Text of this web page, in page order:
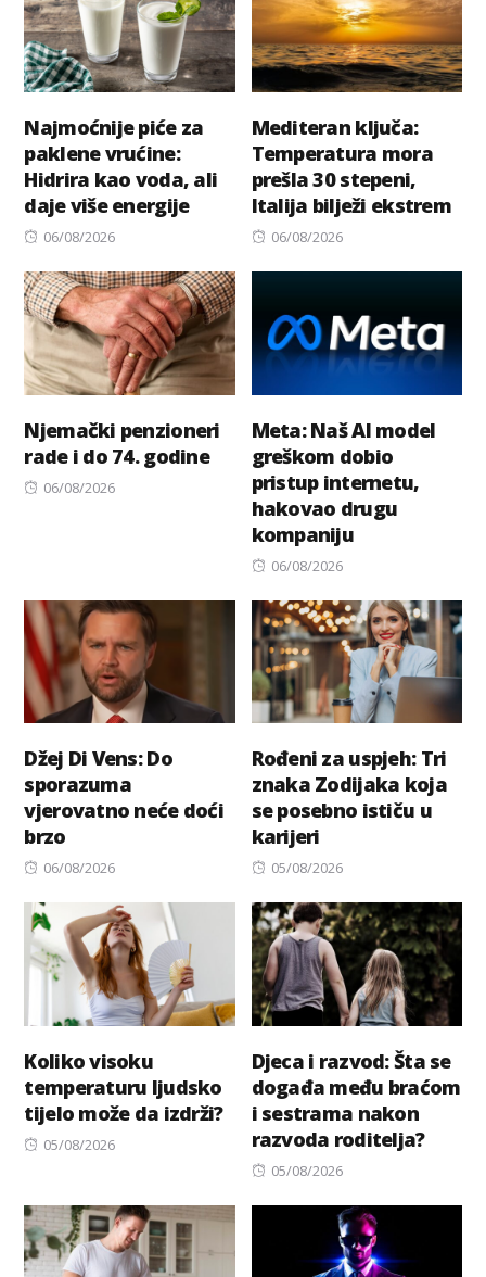
Najmoćnije piće za
paklene vrućine:
Hidrira kao voda, ali
daje više energije
Posted
06/08/2026
Mediteran ključa:
Temperatura mora
prešla 30 stepeni,
Italija bilježi ekstrem
Posted
06/08/2026
Njemački penzioneri
rade i do 74. godine
Posted
06/08/2026
Meta: Naš AI model
greškom dobio
pristup internetu,
hakovao drugu
kompaniju
Posted
06/08/2026
Džej Di Vens: Do
sporazuma
vjerovatno neće doći
brzo
Posted
06/08/2026
Rođeni za uspjeh: Tri
znaka Zodijaka koja
se posebno ističu u
karijeri
Posted
05/08/2026
Koliko visoku
temperaturu ljudsko
tijelo može da izdrži?
Posted
05/08/2026
Djeca i razvod: Šta se
događa među braćom
i sestrama nakon
razvoda roditelja?
Posted
05/08/2026